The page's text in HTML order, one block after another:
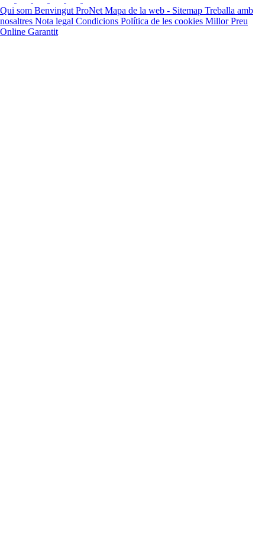
Qui som Benvingut ProNet Mapa de la web - Sitemap Treballa amb
nosaltres Nota legal Condicions Política de les cookies Millor Preu
Online Garantit